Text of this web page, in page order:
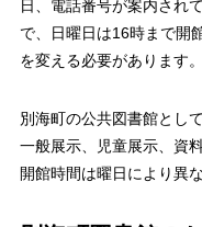
日、電話番号が案内され
で、日曜日は16時まで開
を変える必要があります。
別海町の公共図書館とし
一般展示、児童展示、資
開館時間は曜日により異